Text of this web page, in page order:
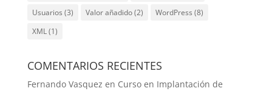
Usuarios (3) Valor añadido(2) WordPress (8)
XML(1)
COMENTARIOS RECIENTES
Fernando Vasquez en Curso en Implantación de